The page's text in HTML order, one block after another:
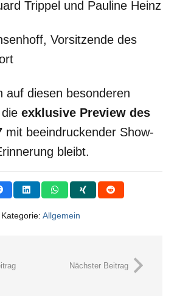
Trippel und Pauline Heinz
Vorsitzende des
auf diesen besonderen
exklusive Preview des
mit beeindruckender Show-
bleibt.
Kategorie: Allgemein
Nächster Beitrag